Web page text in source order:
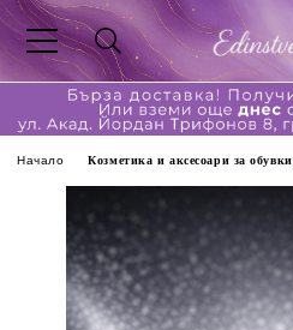
Начало Козметика и аксесоари за обувки